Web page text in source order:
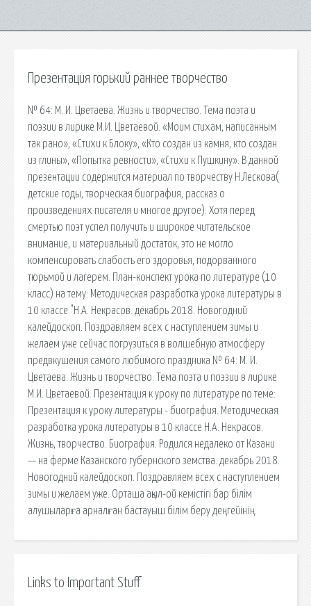
Презентация горький раннее творчество
№ 64: М. И. Цветаева. Жизнь и творчество. Тема поэта и
поэзии в лирике М.И. Цветаевой. «Моим стихам, написанным
так рано», «Стихи к Блоку», «Кто создан из камня, кто создан
из глины», «Попытка ревности», «Стихи к Пушкину». В данной
презентации содержится материал по творчеству Н.Лескова(
детские годы, творческая биография, рассказ о
произведениях писателя и многое другое). Хотя перед
смертью поэт успел получить и широкое читательское
внимание, и материальный достаток, это не могло
компенсировать слабость его здоровья, подорванного
тюрьмой и лагерем. План-конспект урока по литературе (10
класс) на тему: Методическая разработка урока литературы в
10 классе "Н.А. Некрасов. декабрь 2018. Новогодний
калейдоскоп. Поздравляем всех с наступлением зимы и
желаем уже сейчас погрузиться в волшебную атмосферу
предвкушения самого любимого праздника № 64: М. И.
Цветаева. Жизнь и творчество. Тема поэта и поэзии в лирике
М.И. Цветаевой. Презентация к уроку по литературе по теме:
Презентация к уроку литературы - биография. Методическая
разработка урока литературы в 10 классе Н.А. Некрасов.
Жизнь, творчество. Биография. Родился недалеко от Казани
— на ферме Казанского губернского земства. декабрь 2018.
Новогодний калейдоскоп. Поздравляем всех с наступлением
зимы и желаем уже. Орташа ақыл-ой кемістігі бар білім
алушыларға арналған бастауыш білім беру деңгейінің.
Links to Important Stuff